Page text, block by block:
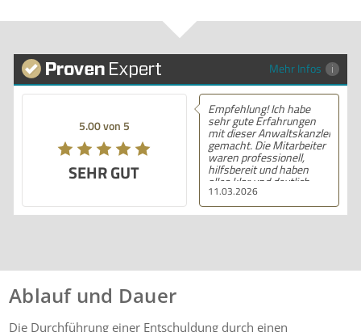
Mehr Infos
5.00 von 5
SEHR GUT
11.03.2026
Empfehlung! Ich habe
sehr gute Erfahrungen
mit dieser Anwaltskanzlei
gemacht. Die Mitarbeiter
waren professionell,
hilfsbereit und haben
alles klar und deutlich
erklärt. Ich bin mit der
Beratung sehr zufrieden
und kann ihre
Ablauf und Dauer
Die Durchführung einer Entschuldung durch einen